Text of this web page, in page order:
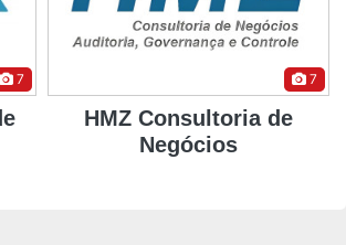
7 8
Foco em Grãos